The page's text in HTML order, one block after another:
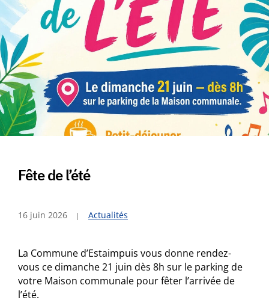
Fête de l’été
16 juin 2026 Actualités
La Commune d’Estaimpuis vous donne rendez-
vous ce dimanche 21 juin dès 8h sur le parking de
votre Maison communale pour fêter l’arrivée de
l’été.